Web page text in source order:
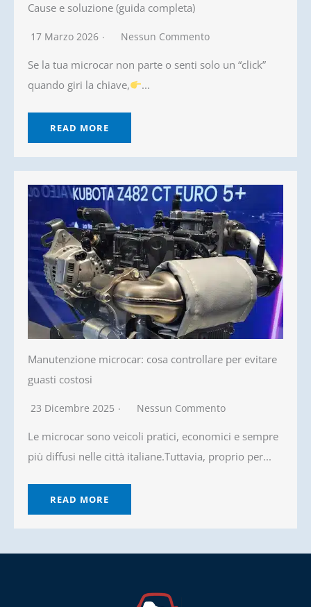
Cause e soluzione (guida completa)
17 Marzo 2026 Nessun Commento
Se la tua microcar non parte o senti solo un “click”
quando giri la chiave,
...
READ MORE
Manutenzione microcar: cosa controllare per evitare
guasti costosi
23 Dicembre 2025 Nessun Commento
Le microcar sono veicoli pratici, economici e sempre
più diffusi nelle città italiane.Tuttavia, proprio per...
READ MORE